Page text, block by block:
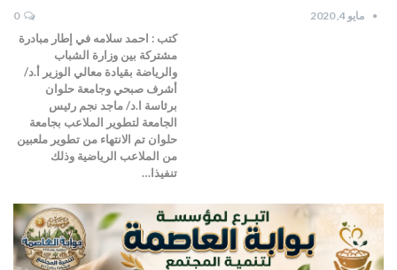
مايو 4, 2020 0
كتب : احمد سلامه في إطار مبادرة
مشتركة بين وزارة الشباب
والرياضة بقيادة معالي الوزير أ.د/
أشرف صبحي وجامعة حلوان
برئاسة ا.د/ ماجد نجم رئيس
الجامعة لتطوير الملاعب بجامعة
حلوان تم الانتهاء من تطوير ملعبين
من الملاعب الرياضية وذلك
تنفيذا…